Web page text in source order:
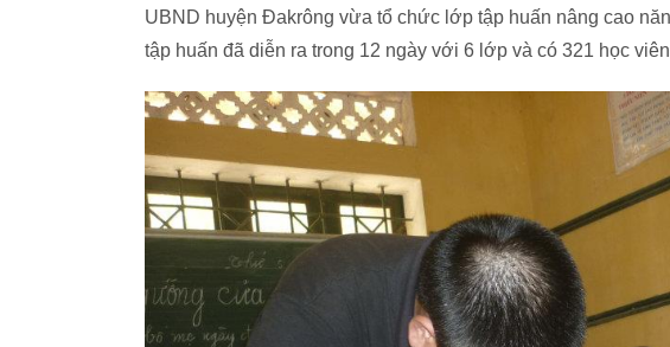
UBND huyện Đakrông vừa tổ chức lớp tập huấn nâng cao
tập huấn đã diễn ra trong 12 ngày với 6 lớp và có 321 học